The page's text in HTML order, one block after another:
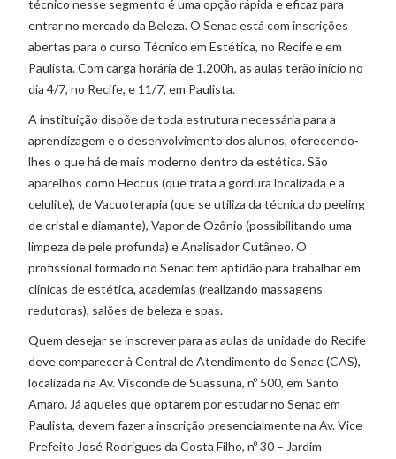
técnico nesse segmento é uma opção rápida e eficaz para
entrar no mercado da Beleza. O Senac está com inscrições
abertas para o curso Técnico em Estética, no Recife e em
Paulista. Com carga horária de 1.200h, as aulas terão início no
dia 4/7, no Recife, e 11/7, em Paulista.
A instituição dispõe de toda estrutura necessária para a
aprendizagem e o desenvolvimento dos alunos, oferecendo-
lhes o que há de mais moderno dentro da estética. São
aparelhos como Heccus (que trata a gordura localizada e a
celulite), de Vacuoterapia (que se utiliza da técnica do peeling
de cristal e diamante), Vapor de Ozônio (possibilitando uma
limpeza de pele profunda) e Analisador Cutâneo. O
profissional formado no Senac tem aptidão para trabalhar em
clínicas de estética, academias (realizando massagens
redutoras), salões de beleza e spas.
Quem desejar se inscrever para as aulas da unidade do Recife
deve comparecer à Central de Atendimento do Senac (CAS),
localizada na Av. Visconde de Suassuna, nº 500, em Santo
Amaro. Já aqueles que optarem por estudar no Senac em
Paulista, devem fazer a inscrição presencialmente na Av. Vice
Prefeito José Rodrigues da Costa Filho, nº 30 – Jardim